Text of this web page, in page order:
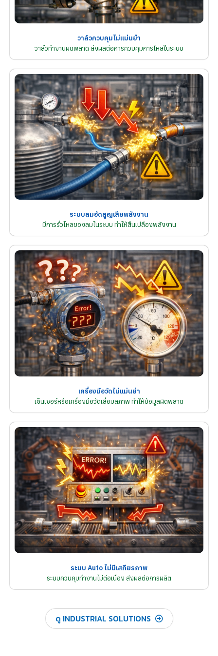
วาล์วควบคุมไม่แม่นยำ
วาล์วทำงานผิดพลาด ส่งผลต่อการควบคุมการไหลในระบบ
ระบบลมอัดสูญเสียพลังงาน
มีการรั่วไหลของลมในระบบ ทำให้สิ้นเปลืองพลังงาน
เครื่องมือวัดไม่แม่นยำ
เซ็นเซอร์หรือเครื่องมือวัดเสื่อมสภาพ ทำให้ข้อมูลผิดพลาด
ระบบ Auto ไม่มีเสถียรภาพ
ระบบควบคุมทำงานไม่ต่อเนื่อง ส่งผลต่อการผลิต
ดู INDUSTRIAL SOLUTIONS